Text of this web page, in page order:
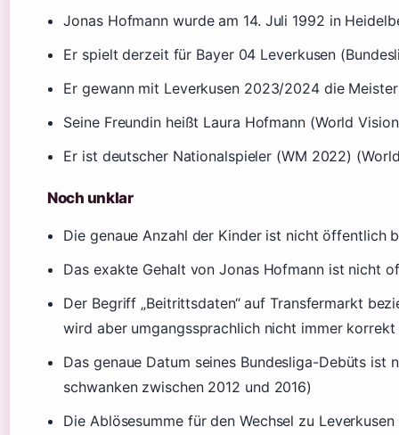
Jonas Hofmann wurde am 14. Juli 1992 in
Er spielt derzeit für Bayer 04 Leverkusen
Er gewann mit Leverkusen 2023/2024 die
Seine Freundin heißt Laura Hofmann (World
Er ist deutscher Nationalspieler (WM 2022)
Noch unklar
Die genaue Anzahl der Kinder ist nicht öffentlich
Das exakte Gehalt von Jonas Hofmann ist nicht
Der Begriff „Beitrittsdaten“ auf Transfermarkt
wird aber umgangssprachlich nicht immer
Das genaue Datum seines Bundesliga-Debüts ist
schwanken zwischen 2012 und 2016)
Die Ablösesumme für den Wechsel zu